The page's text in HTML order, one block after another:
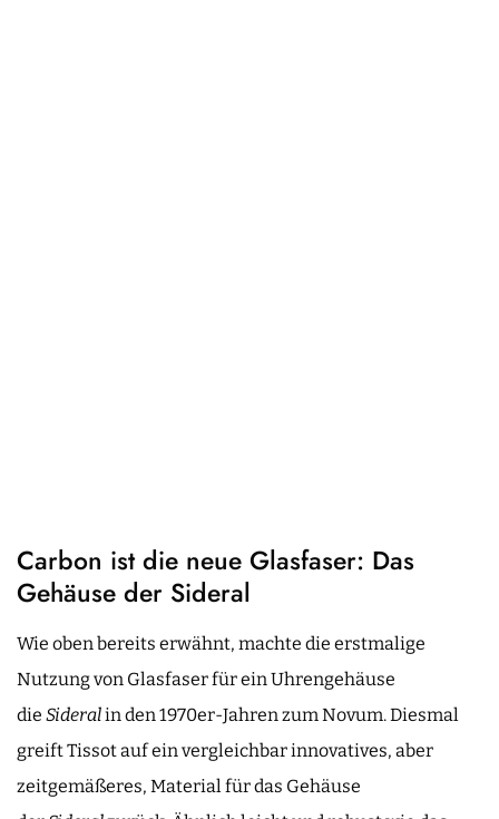
Carbon ist die neue Glasfaser: Das
Gehäuse der Sideral
Wie oben bereits erwähnt, machte die erstmalige
Nutzung von Glasfaser für ein Uhrengehäuse
die Sideralin den 1970er-Jahren zum Novum. Diesmal
greift Tissot auf ein vergleichbar innovatives, aber
zeitgemäßeres, Material für das Gehäuse